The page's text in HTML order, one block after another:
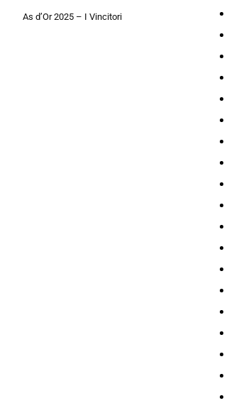
As d’Or 2025 – I Vincitori